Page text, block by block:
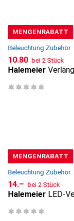
MENGENRABATT
Beleuchtung Zubehör
CHF
10.80 bei 2 Stück
Halemeier
MENGENRABATT
Beleuchtung Zubehör
CHF
14.– bei 2 Stück
Halemeier LED-